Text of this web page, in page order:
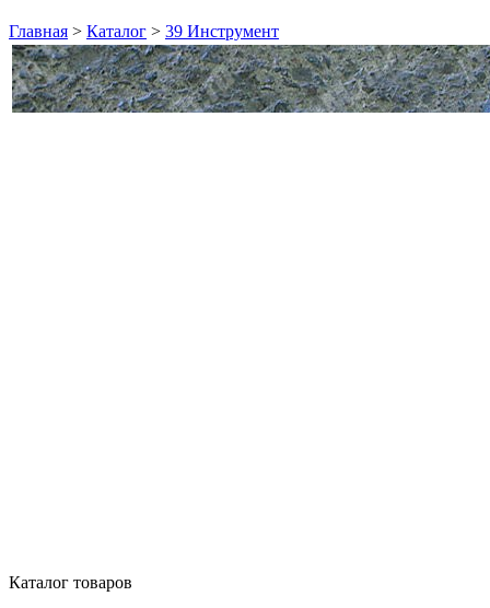
Главная > Каталог > 39 Инструмент
Каталог товаров